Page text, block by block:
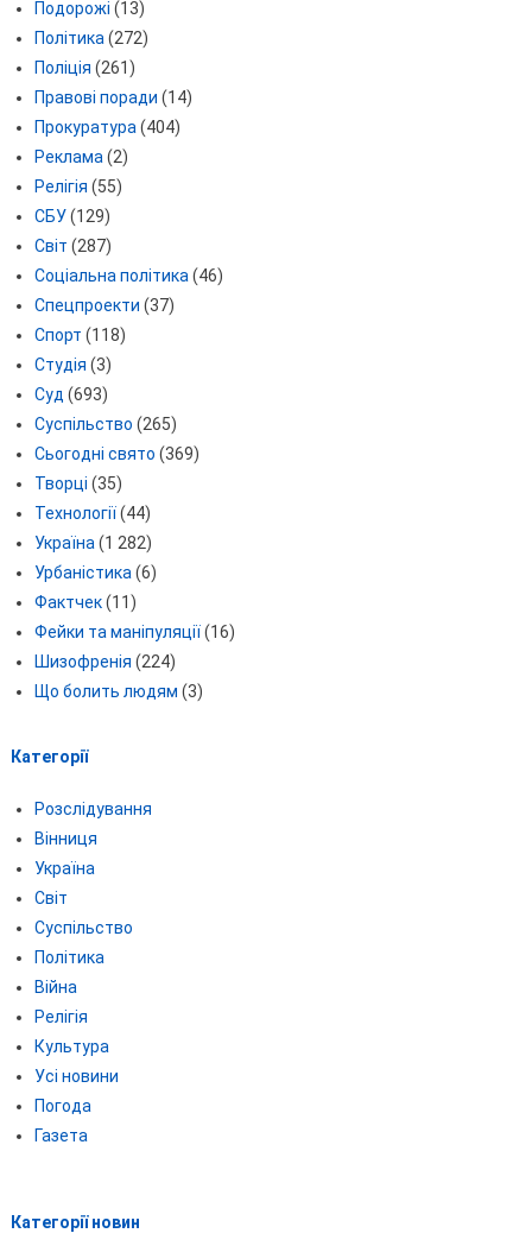
Подорожі (13)
Політика (272)
Поліція (261)
Правові поради (14)
Прокуратура (404)
Реклама (2)
Релігія (55)
СБУ(129)
Світ (287)
Соціальна політика (46)
Спецпроекти (37)
Спорт (118)
Студія (3)
Суд (693)
Суспільство (265)
Сьогодні свято (369)
Творці (35)
Технології(44)
Україна (1 282)
Урбаністика (6)
Фактчек(11)
Фейки та маніпуляції(16)
Шизофренія (224)
Що болить людям (3)
Категорії
Розслідування
Вінниця
Україна
Світ
Суспільство
Політика
Війна
Релігія
Культура
Усі новини
Погода
Газета
Категорії новин